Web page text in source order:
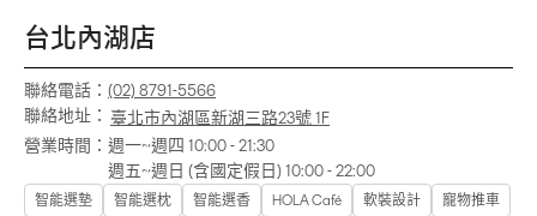
台北內湖店
聯絡電話： (02) 8791-5566
聯絡地址： 臺北市內湖區新湖三路23號 1F
營業時間： 週一~週四 10:00 - 21:30
週五~週日 (含國定假日) 10:00 - 22:00
智能選墊 智能選枕 智能選香 HOLA Café 軟裝設計
寵物推車